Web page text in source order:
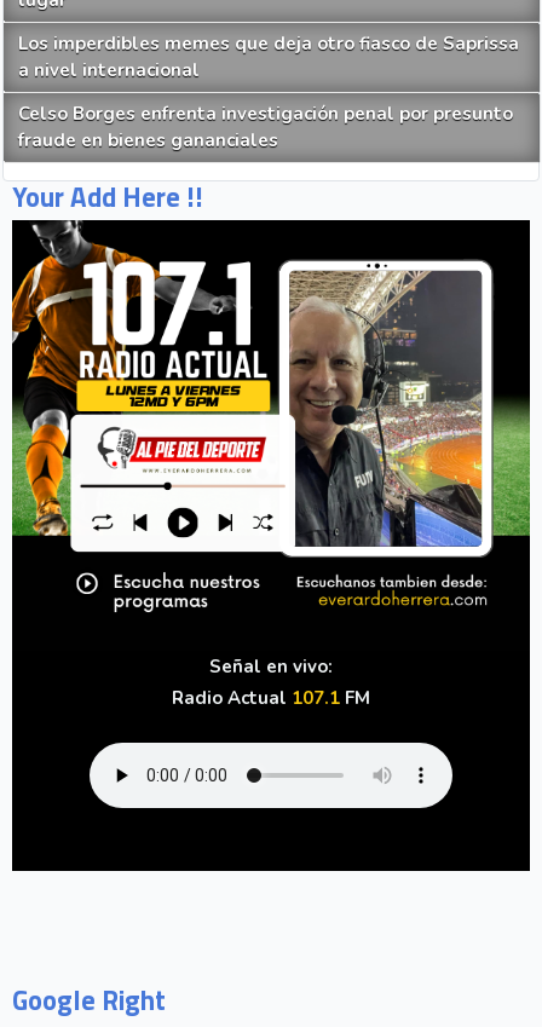
Los imperdibles memes que deja otro fiasco de Saprissa
a nivel internacional
Celso Borges enfrenta investigación penal por presunto
fraude en bienes gananciales
Your Add Here !!
Señal en vivo:
Radio Actual 107.1 FM
Google Right